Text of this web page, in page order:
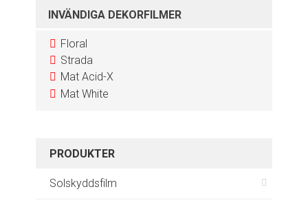
INVÄNDIGA DEKORFILMER
Floral
Strada
Mat Acid-X
Mat White
PRODUKTER
Solskyddsfilm